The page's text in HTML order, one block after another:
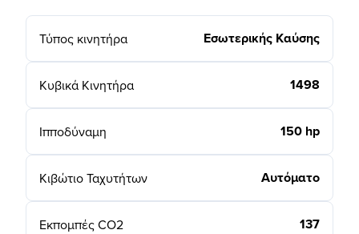
Τύπος κινητήρα Εσωτερικής Καύσης
Κυβικά Κινητήρα 1498
Ιπποδύναμη 150 hp
Κιβώτιο Ταχυτήτων Αυτόματο
Εκπομπές CO2 137